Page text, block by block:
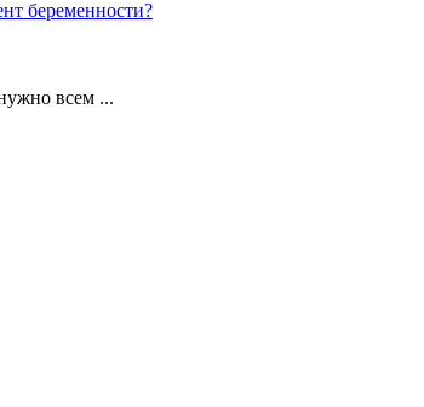
беременности?
всем ...